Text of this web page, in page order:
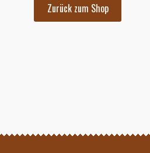
Zurück zum Shop